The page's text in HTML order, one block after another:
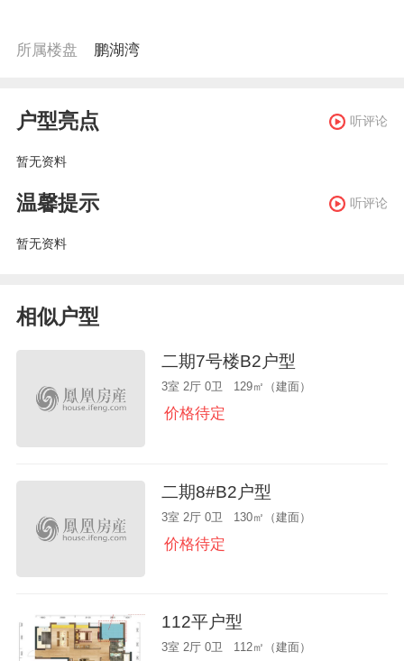
所属楼盘 鹏湖湾
户型亮点 听评论
暂无资料
温馨提示 听评论
暂无资料
相似户型
二期7号楼B2户型
3室 2厅 0卫 129㎡（建面）
价格待定
二期8#B2户型
3室 2厅 0卫 130㎡（建面）
价格待定
112平户型
3室 2厅 0卫 112㎡（建面）